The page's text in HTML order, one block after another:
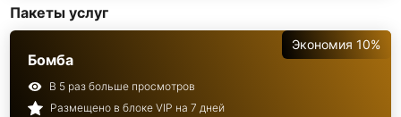
Пакеты услуг
Экономия 10%
Бомба
В 5 раз больше просмотров
Размещено в блоке VIP на 7 дней